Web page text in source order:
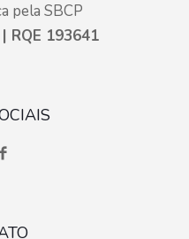
pela SBCP
RQE 193641